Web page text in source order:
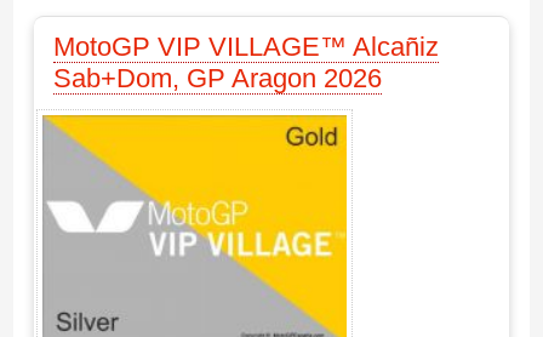
MotoGP VIP VILLAGE™ Alcañiz
Sab+Dom, GP Aragon 2026